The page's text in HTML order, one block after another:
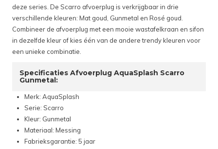
deze series. De Scarro afvoerplug is verkrijgbaar in drie
verschillende kleuren: Mat goud, Gunmetal en Rosé goud.
Combineer de afvoerplug met een mooie wastafelkraan en sifon
in dezelfde kleur of kies één van de andere trendy kleuren voor
een unieke combinatie.
Specificaties Afvoerplug AquaSplash Scarro
Gunmetal:
Merk: AquaSplash
Serie: Scarro
Kleur: Gunmetal
Materiaal: Messing
Fabrieksgarantie: 5 jaar